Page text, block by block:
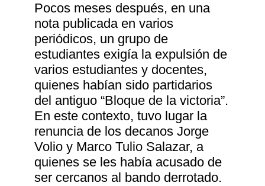
Pocos meses después, en una
nota publicada en varios
periódicos, un grupo de
estudiantes exigía la expulsión de
varios estudiantes y docentes,
quienes habían sido partidarios
del antiguo “Bloque de la victoria”.
En este contexto, tuvo lugar la
renuncia de los decanos Jorge
Volio y Marco Tulio Salazar, a
quienes se les había acusado de
ser cercanos al bando derrotado.